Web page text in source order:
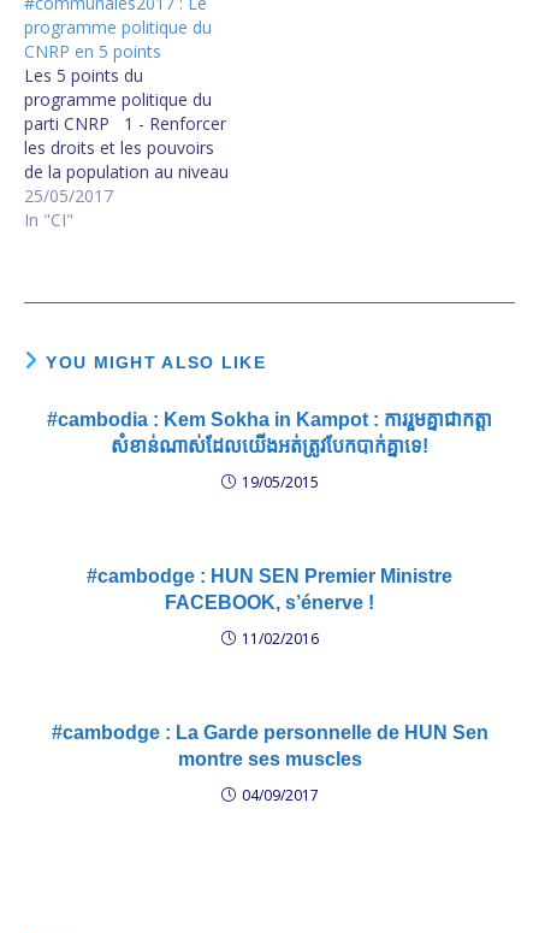
programme politique du
CNRP en 5 points
Les 5 points du
programme politique du
parti CNRP 1 - Renforcer
les droits et les pouvoirs
de la population au niveau
des Communes (exercice
de la démocratie locale) :
participer…
25/05/2017
In "CI"
YOU MIGHT ALSO LIKE
#cambodia : Kem Sokha in Kampot : ការ​រួមគ្នា​ជា​កត្តា​
សំខាន់​ណាស់​ដែល​យើង​អត់​ត្រូវ​បែកបាក់​គ្នា​ទេ!
19/05/2015
#cambodge : HUN SEN Premier Ministre
FACEBOOK, s’énerve !
11/02/2016
#cambodge : La Garde personnelle de HUN Sen
montre ses muscles
04/09/2017